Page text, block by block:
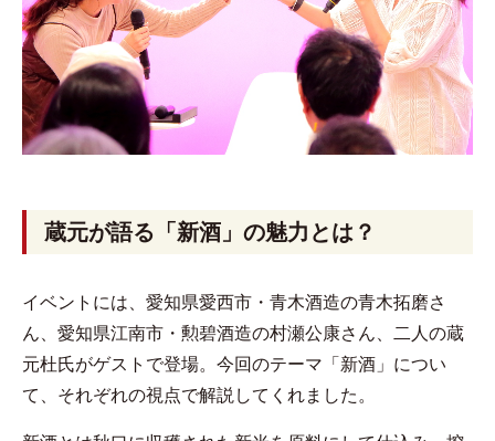
蔵元が語る「新酒」の魅力とは？
イベントには、愛知県愛西市・青木酒造の青木拓磨さ
ん、愛知県江南市・勲碧酒造の村瀬公康さん、二人の蔵
元杜氏がゲストで登場。今回のテーマ「新酒」につい
て、それぞれの視点で解説してくれました。